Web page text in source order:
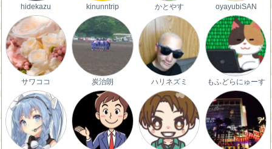
hidekazu kinunntrip かとやす oyayubiSAN
サワココ 炭治朗 ハリネズミ もふどらにゅーす